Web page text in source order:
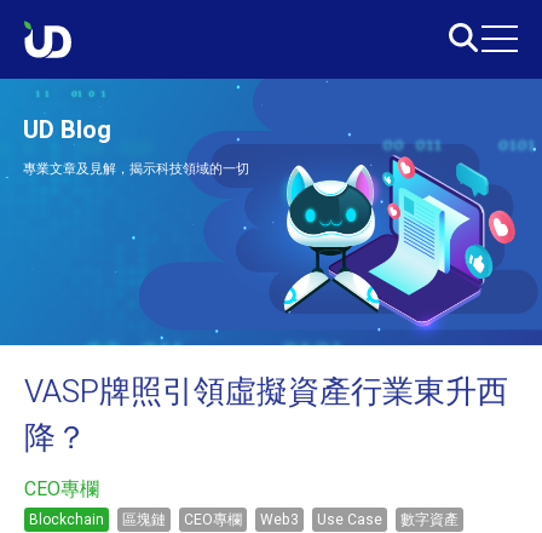
UD Blog
專業文章及見解，揭示科技領域的一切
VASP牌照引領虛擬資產行業東升西
降？
CEO專欄
Blockchain 區塊鏈 CEO專欄 Web3 Use Case 數字資產